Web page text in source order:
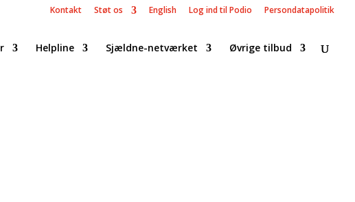
Kontakt Støt os English Log ind til Podio Persondatapolitik
Helpline Sjældne-netværket Øvrige tilbud